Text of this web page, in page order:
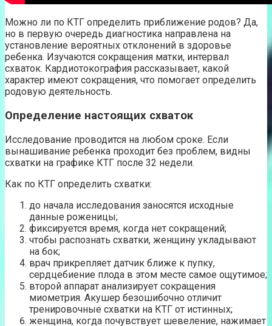
Можно ли по КТГ определить приближение родов? Да,
но в первую очередь диагностика направлена на
установление вероятных отклонений в здоровье
ребенка. Изучаются сокращения матки, интервал
схваток. Кардиотокография рассказывает, какой
характер имеют сокращения, что помогает определить
родовую деятельность.
Определение настоящих схваток
Исследование проводится на любом сроке. Если
вынашивание ребенка проходит без проблем, видны
схватки на графике КТГ после 32 недели.
Как по КТГ определить схватки:
до начала исследования заносятся исходные
данные роженицы;
фиксируется время, когда нет сокращений;
чтобы распознать схватки, женщину укладывают
на бок;
врач прикрепляет датчик ближе к пупку,
сердцебиение плода в этом месте самое ощутимое;
второй аппарат анализирует сокращения
миометрия. Акушер безошибочно отличит
тренировочные схватки на КТГ от истинных;
женщина, когда почувствует шевеление, нажимает